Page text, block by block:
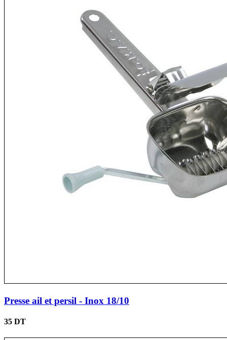
Presse ail et persil - Inox 18/10
35 DT